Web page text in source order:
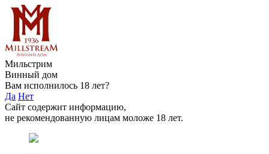
Мильстрим
Винный дом
Вам исполнилось 18 лет?
Да Нет
Сайт содержит информацию,
не рекомендованную лицам моложе 18 лет.